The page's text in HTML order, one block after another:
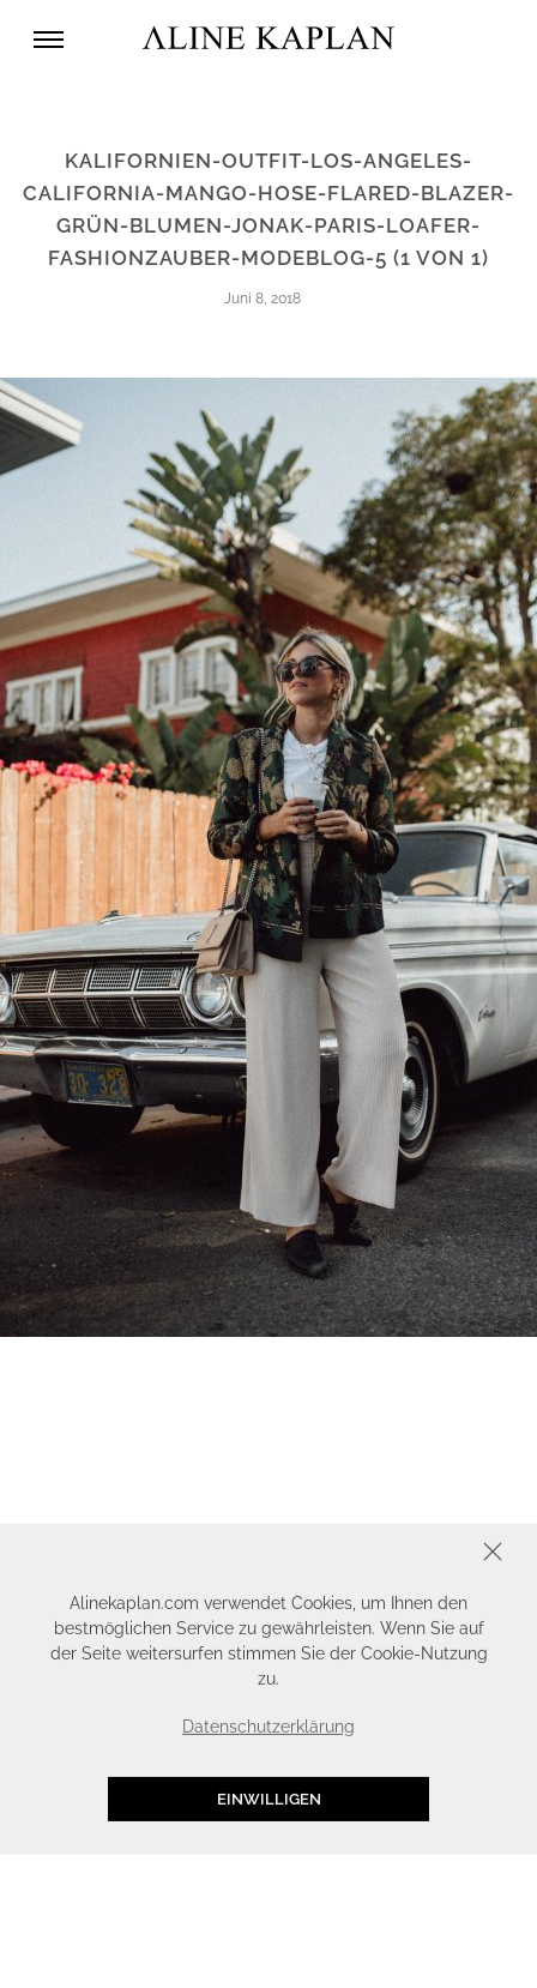
KALIFORNIEN-OUTFIT-LOS-ANGELES-
CALIFORNIA-MANGO-HOSE-FLARED-BLAZER-
GRÜN-BLUMEN-JONAK-PARIS-LOAFER-
FASHIONZAUBER-MODEBLOG-5 (1 VON 1)
Juni 8, 2018
Alinekaplan.com verwendet Cookies, um Ihnen den
bestmöglichen Service zu gewährleisten. Wenn Sie auf
der Seite weitersurfen stimmen Sie der Cookie-Nutzung
zu.
Datenschutzerklärung
EINWILLIGEN